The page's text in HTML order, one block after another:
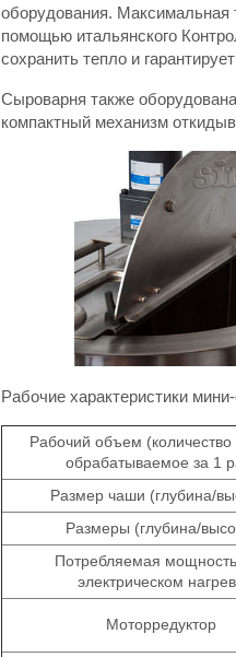
оборудования. Максимальная
помощью итальянского
сохранить тепло и
Сыроварня также
компактный механизм
Рабочие характеристики
Рабочий объем (количество
обрабатываемое за 1
Размер чаши (глубина/
Размеры (глубина/
Потребляемая
электрическом
Моторредуктор